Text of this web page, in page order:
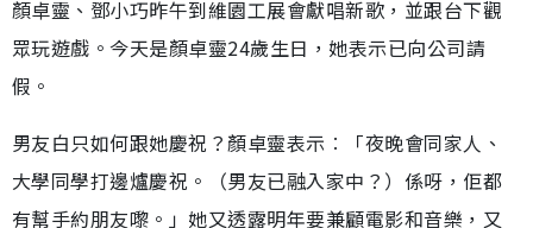
顏卓靈、鄧小巧昨午到維園工展會獻唱新歌，並跟台下觀
眾玩遊戲。今天是顏卓靈24歲生日，她表示已向公司請
假。
男友白只如何跟她慶祝？顏卓靈表示︰「夜晚會同家人、
大學同學打邊爐慶祝。（男友已融入家中？）係呀，佢都
有幫手約朋友嚟。」她又透露明年要兼顧電影和音樂，又